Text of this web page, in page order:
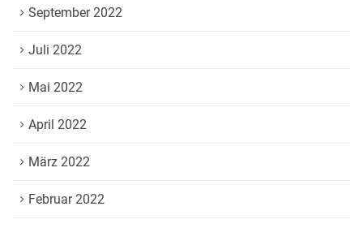
September 2022
Juli 2022
Mai 2022
April 2022
März 2022
Februar 2022